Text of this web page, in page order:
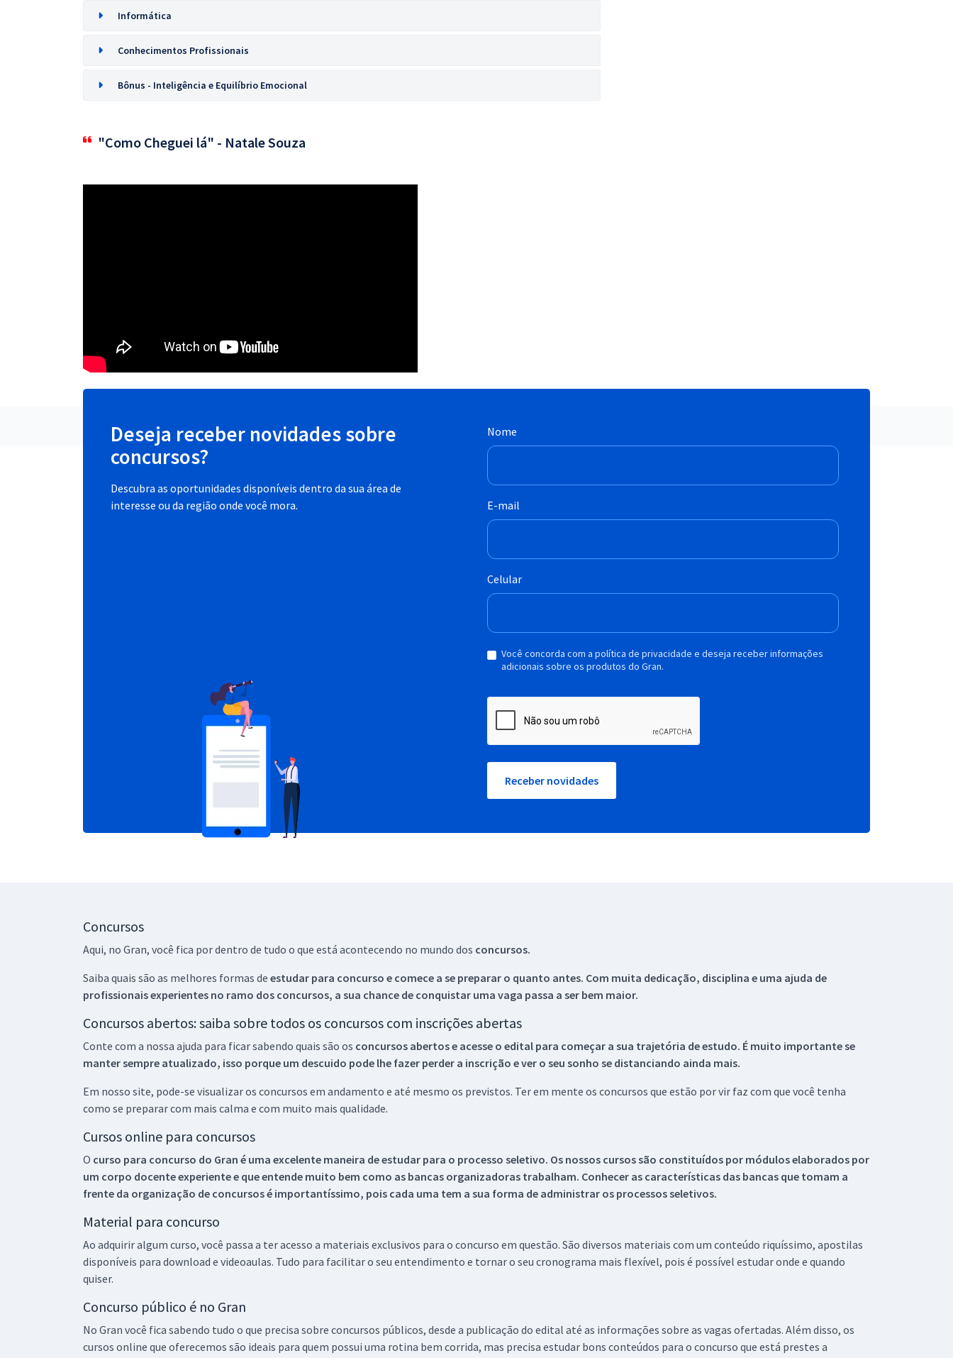
Informática
Conhecimentos Profissionais
Bônus - Inteligência e Equilíbrio Emocional
"Como Cheguei lá" - Natale Souza
Deseja receber novidades sobre
concursos?
Descubra as oportunidades disponíveis dentro da sua área de
interesse ou da região onde você mora.
Nome
E-mail
Celular
Você concorda com a política de privacidade e deseja receber informações
adicionais sobre os produtos do Gran.
Receber novidades
Concursos
Aqui, no Gran, você fica por dentro de tudo o que está acontecendo no mundo dos concursos.
Saiba quais são as melhores formas de estudar para concurso e comece a se preparar o quanto antes. Com muita dedicação, disciplina e uma ajuda de
profissionais experientes no ramo dos concursos, a sua chance de conquistar uma vaga passa a ser bem maior.
Concursos abertos: saiba sobre todos os concursos com inscrições abertas
Conte com a nossa ajuda para ficar sabendo quais são os concursos abertos e acesse o edital para começar a sua trajetória de estudo. É muito importante se
manter sempre atualizado, isso porque um descuido pode lhe fazer perder a inscrição e ver o seu sonho se distanciando ainda mais.
Em nosso site, pode-se visualizar os concursos em andamento e até mesmo os previstos. Ter em mente os concursos que estão por vir faz com que você tenha
como se preparar com mais calma e com muito mais qualidade.
Cursos online para concursos
O curso para concurso do Gran é uma excelente maneira de estudar para o processo seletivo. Os nossos cursos são constituídos por módulos elaborados por
um corpo docente experiente e que entende muito bem como as bancas organizadoras trabalham. Conhecer as características das bancas que tomam a
frente da organização de concursos é importantíssimo, pois cada uma tem a sua forma de administrar os processos seletivos.
Material para concurso
Ao adquirir algum curso, você passa a ter acesso a materiais exclusivos para o concurso em questão. São diversos materiais com um conteúdo riquíssimo, apostilas
disponíveis para download e videoaulas. Tudo para facilitar o seu entendimento e tornar o seu cronograma mais flexível, pois é possível estudar onde e quando
quiser.
Concurso público é no Gran
No Gran você fica sabendo tudo o que precisa sobre concursos públicos, desde a publicação do edital até as informações sobre as vagas ofertadas. Além disso, os
cursos online que oferecemos são ideais para quem possui uma rotina bem corrida, mas precisa estudar bons conteúdos para o concurso que está prestes a